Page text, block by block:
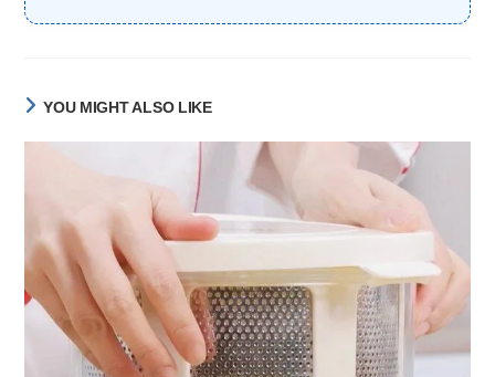
YOU MIGHT ALSO LIKE